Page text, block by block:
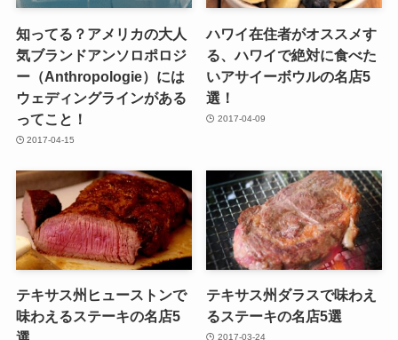
知ってる？アメリカの大人
気ブランドアンソロポロジ
ー（Anthropologie）には
ウェディングラインがある
ってこと！
2017-04-15
ハワイ在住者がオススメす
る、ハワイで絶対に食べた
いアサイーボウルの名店5
選！
2017-04-09
テキサス州ヒューストンで
味わえるステーキの名店5
テキサス州ダラスで味わえ
るステーキの名店5選
2017-03-24